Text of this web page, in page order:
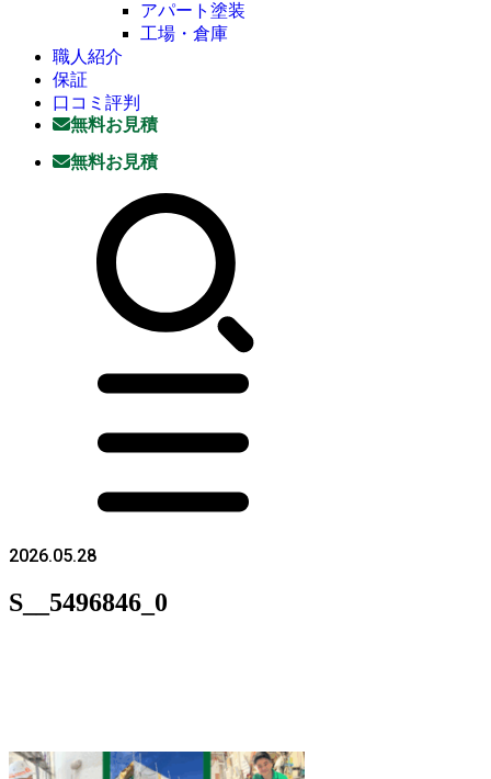
アパート塗装
工場・倉庫
職人紹介
保証
口コミ評判
無料お見積
無料お見積
2026.05.28
S__5496846_0